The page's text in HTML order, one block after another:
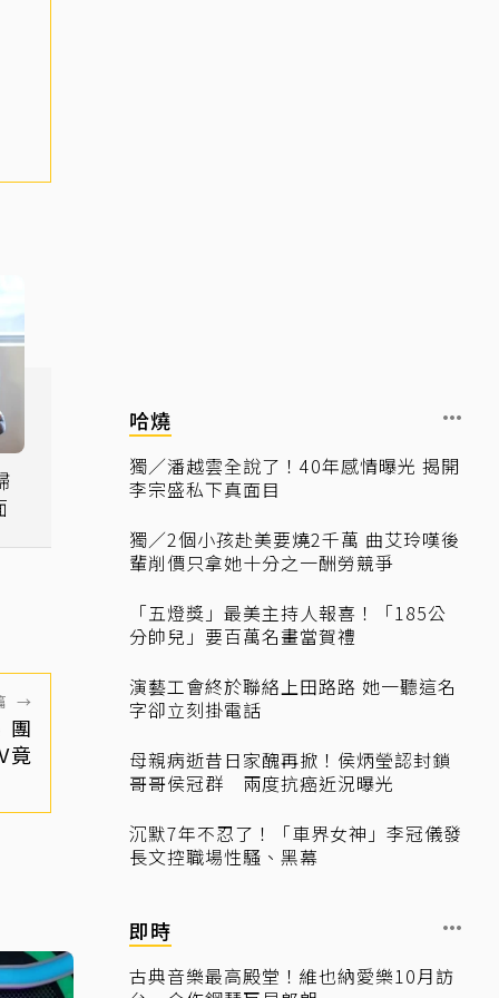
→
竟
哈燒
獨／潘越雲全說了！40年感情曝光 揭開
李宗盛私下真面目
獨／2個小孩赴美要燒2千萬 曲艾玲嘆後
輩削價只拿她十分之一酬勞競爭
「五燈獎」最美主持人報喜！「185公
分帥兒」要百萬名畫當賀禮
演藝工會終於聯絡上田路路 她一聽這名
字卻立刻掛電話
母親病逝昔日家醜再掀！侯炳瑩認封鎖
哥哥侯冠群 兩度抗癌近況曝光
沉默7年不忍了！「車界女神」李冠儀發
長文控職場性騷、黑幕
即時
古典音樂最高殿堂！維也納愛樂10月訪